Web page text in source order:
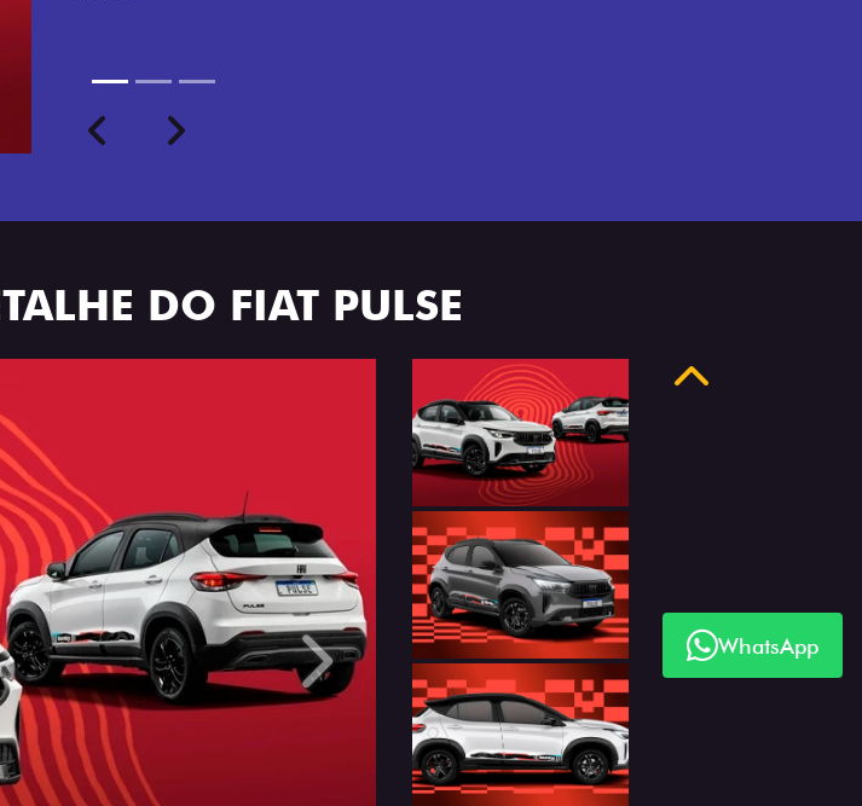
PreviousNext
DO FIAT PULSE
Próximo
Anterior
WhatsApp